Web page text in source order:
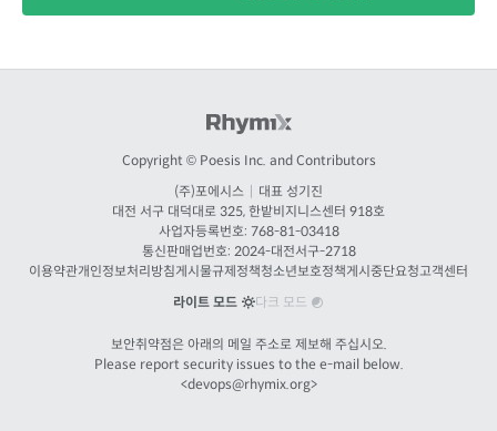
Copyright © Poesis Inc. and Contributors
(주)포에시스
대표 성기진
대전 서구 대덕대로 325, 한밭비지니스센터 918호
사업자등록번호: 768-81-03418
통신판매업번호: 2024-대전서구-2718
이용약관개인정보처리방침게시물규제정책청소년보호정책게시중단요청고객센터
라이트 모드
다크 모드
보안취약점은 아래의 메일 주소로 제보해 주십시오.
Please report security issues to the e-mail below.
<devops@rhymix.org>